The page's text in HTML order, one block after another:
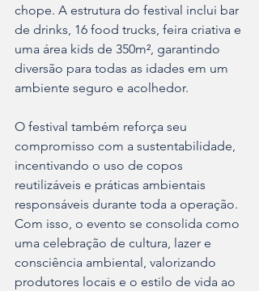
chope. A estrutura do festival inclui bar
de drinks, 16 food trucks, feira criativa e
uma área kids de 350m², garantindo
diversão para todas as idades em um
ambiente seguro e acolhedor.
O festival também reforça seu
compromisso com a sustentabilidade,
incentivando o uso de copos
reutilizáveis e práticas ambientais
responsáveis durante toda a operação.
Com isso, o evento se consolida como
uma celebração de cultura, lazer e
consciência ambiental, valorizando
produtores locais e o estilo de vida ao